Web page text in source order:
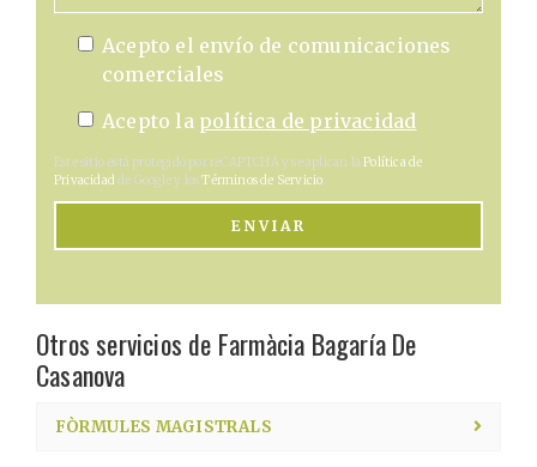
Acepto el envío de comunicaciones
comerciales
Acepto la política de privacidad
Este sitio está protegido por reCAPTCHA y se aplican laPolítica de
Privacidadde Google y losTérminos de Servicio.
ENVIAR
Otros servicios de Farmàcia Bagaría De
Casanova
FÒRMULES MAGISTRALS